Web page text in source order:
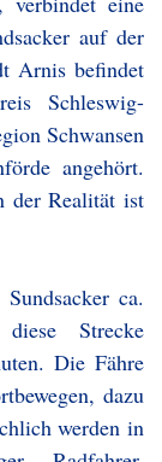
auf der
Arnis befindet
Schleswig-
Schwansen
angehört.
der Realität ist
ca.
Strecke
Die Fähre
dazu
werden in